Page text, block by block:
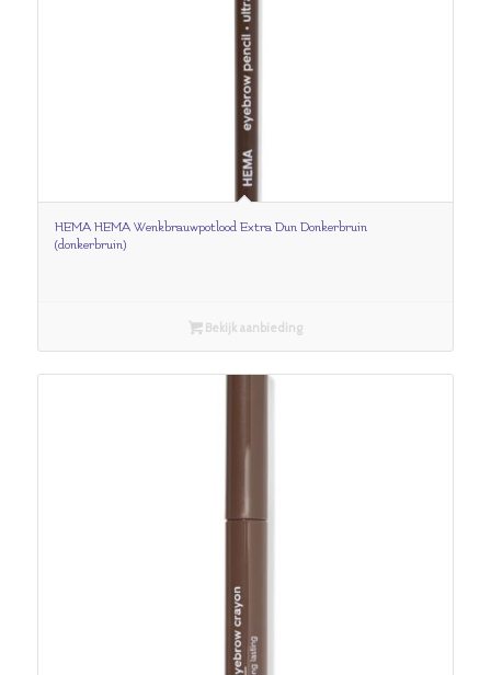
HEMA HEMA Wenkbrauwpotlood Extra Dun Donkerbruin
(donkerbruin)
Bekijk aanbieding